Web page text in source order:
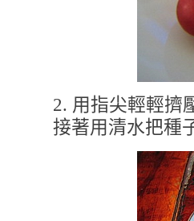
2. 用指尖輕輕擠
接著用清水把種